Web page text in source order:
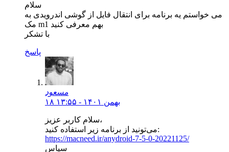
سلام
می خواستم یه برنامه برای انتقال فایل از گوشی اندرویدی به
مک m1 بهم معرفی کنید
با تشکر
پاسخ
مسعود
۱۸ بهمن ۱۴۰۱ - ۱۳:۵۵
سلام کاربر عزیز،
می‌تونید از برنامه زیر استفاده کنید:
https://macneed.ir/anydroid-7-5-0-20221125/
سپاس